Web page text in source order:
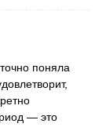
поняла
— это